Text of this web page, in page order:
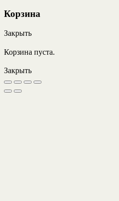
Корзина
Закрыть
Корзина пуста.
Закрыть